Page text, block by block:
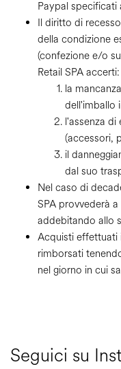
Paypal
Il diritto di
della condizione
(confezione e/o
Retail SPA accerti:
la
dell'imballo
l'assenza
(accessori,
il
dal suo
Nel caso di
SPA provvederà
addebitando allo
Acquisti effettuati
rimborsati
nel giorno in cui
Seguici su